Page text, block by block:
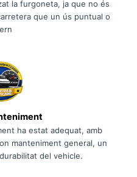
la furgoneta, ja que no és
que un ús puntual o
ha estat adequat, amb
manteniment general, un
del vehicle.